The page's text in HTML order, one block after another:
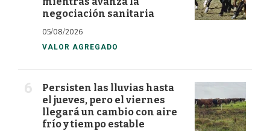
negociación sanitaria
05/08/2026
VALOR AGREGADO
Persisten las lluvias hasta
el jueves, pero el viernes
llegará un cambio con aire
frío y tiempo estable